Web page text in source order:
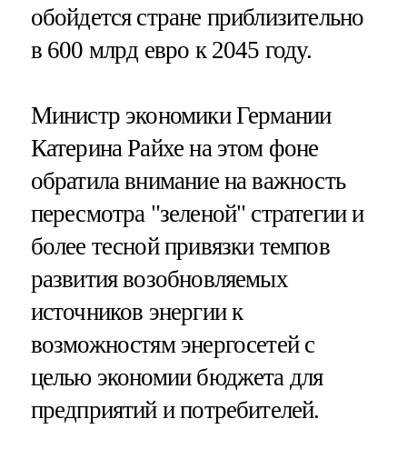
обойдется стране приблизительно
в 600 млрд евро к 2045 году.
Министр экономики Германии
Катерина Райхе на этом фоне
обратила внимание на важность
пересмотра "зеленой" стратегии и
более тесной привязки темпов
развития возобновляемых
источников энергии к
возможностям энергосетей с
целью экономии бюджета для
предприятий и потребителей.